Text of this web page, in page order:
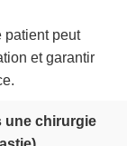
patient peut
et garantir
une chirurgie